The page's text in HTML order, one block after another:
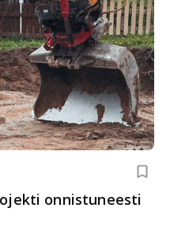
onnistuneesti